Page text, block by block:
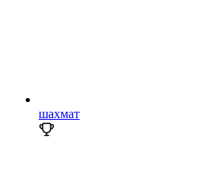
шахмат